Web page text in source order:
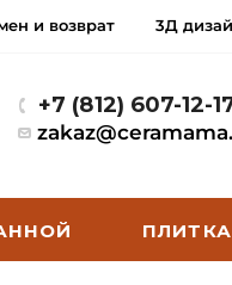
и возврат 3Д
+7 (812) 607-12-